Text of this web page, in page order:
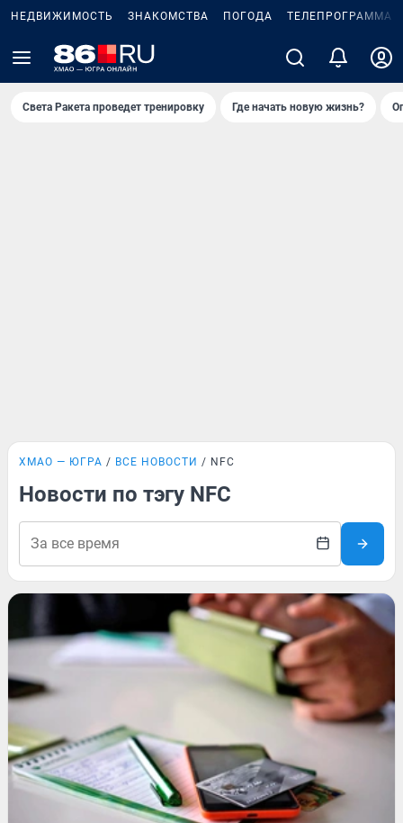
НЕДВИЖИМОСТЬ ЗНАКОМСТВА ПОГОДА ТЕЛЕПРОГРАММА
Света Ракета проведет тренировку Где начать новую жизнь?
ХМАО — ЮГРА ВСЕ НОВОСТИ NFC
Новости по тэгу NFC